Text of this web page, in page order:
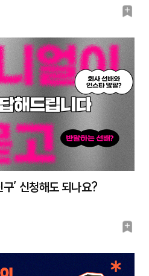
북
크
’ 신청해도 되나요?
북
크